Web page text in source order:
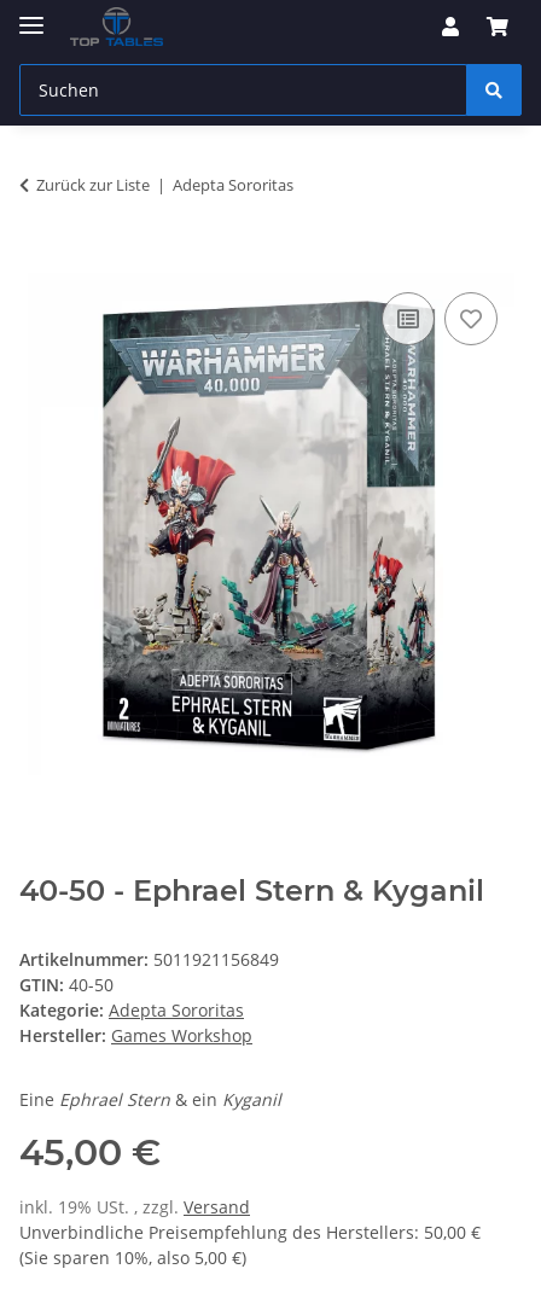
Zurück zur Liste Adepta Sororitas
40-50 - Ephrael Stern & Kyganil
Artikelnummer: 5011921156849
GTIN: 40-50
Kategorie: Adepta Sororitas
Hersteller: Games Workshop
Eine Ephrael Stern & ein Kyganil
45,00 €
inkl. 19% USt. , zzgl. Versand
Unverbindliche Preisempfehlung des Herstellers: 50,00 €
(Sie sparen 10%, also 5,00 €)